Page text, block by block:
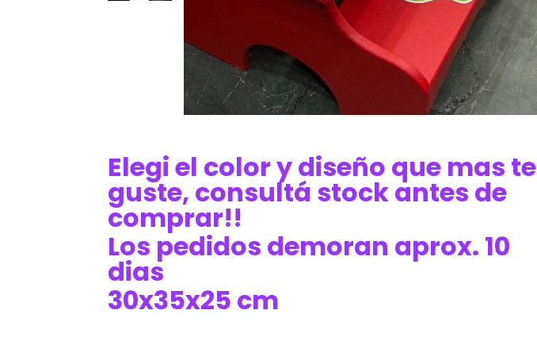
Elegi el color y diseño que mas te
guste, consultá stock antes de
comprar!!
Los pedidos demoran aprox. 10
dias
30x35x25 cm